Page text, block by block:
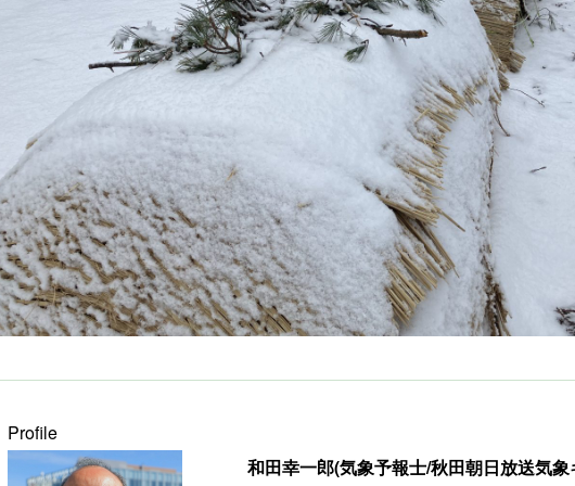
Profile
和田幸一郎(気象予報士/秋田朝日放送気